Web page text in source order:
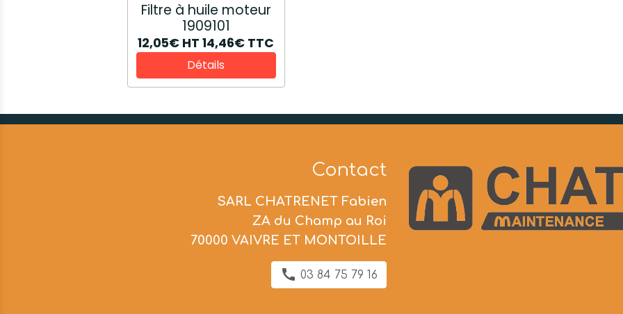
Filtre à huile moteur
1909101
12,05€ HT 14,46€ TTC
Détails
Contact
SARL CHATRENET Fabien
ZA du Champ au Roi
70000 VAIVRE ET MONTOILLE
03 84 75 79 16